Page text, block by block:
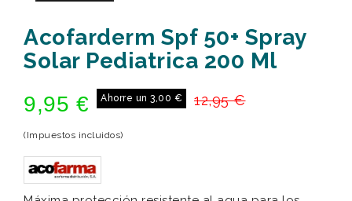
Acofarderm Spf 50+ Spray
Solar Pediatrica 200 Ml
9,95 € Ahorre un 3,00 € 12,95 €
(Impuestos incluidos)